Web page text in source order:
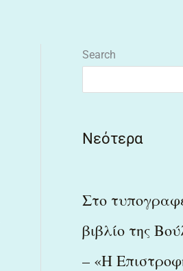
Search
Νεότερα
Στο
βιβλίο της
– «Η